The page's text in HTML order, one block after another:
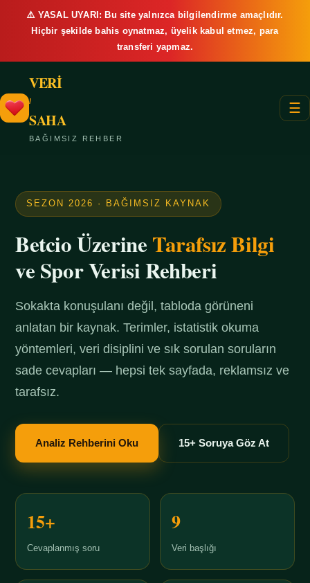
⚠️ YASAL UYARI: Bu site yalnızca bilgilendirme amaçlıdır.
Hiçbir şekilde bahis oynatmaz, üyelik kabul etmez, para
transferi yapmaz.
VERİ
/
SAHA
BAĞIMSIZ REHBER
☰
SEZON 2026 · BAĞIMSIZ KAYNAK
Betcio ÜzerineTarafsız Bilgi
ve Spor Verisi Rehberi
Sokakta konuşulanı değil, tabloda görüneni
anlatan bir kaynak. Terimler, istatistik okuma
yöntemleri, veri disiplini ve sık sorulan soruların
sade cevapları — hepsi tek sayfada, reklamsız ve
tarafsız.
Analiz Rehberini Oku 15+ Soruya Göz At
15+
Cevaplanmış soru
9
Veri başlığı